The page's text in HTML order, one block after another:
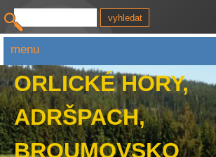
ORLICKÉ HORY,
ADRŠPACH,
BROUMOVSKO
menu